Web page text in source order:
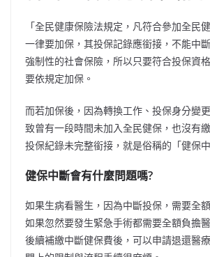
「全民健康保險法規定，凡符合參加全民
一律要加保，其投保記錄應銜接，不能中
強制性的社會保險，所以只要符合投保資
要依規定加保。
而若加保後，因為轉換工作、投保身分變
致曾有一段時間未加入全民健保，也沒有
投保紀錄未完整銜接，就是俗稱的「健保
健保中斷會有什麼問題嗎?
如果生病看醫生，因為中斷投保，需要全
如果忽然要發生緊急手術都需要全額負擔
後續補繳中斷健保費後，可以申請退還醫